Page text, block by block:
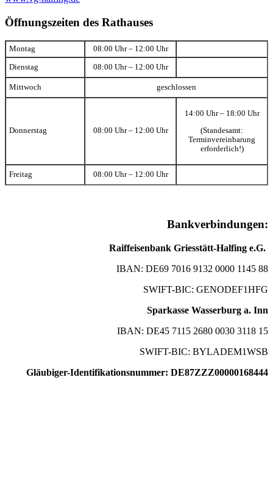
Öffnungszeiten des Rathauses
Montag 08:00 Uhr – 12:00 Uhr
Dienstag 08:00 Uhr – 12:00 Uhr
Mittwoch geschlossen
Donnerstag 08:00 Uhr – 12:00 Uhr
14:00 Uhr – 18:00 Uhr
(Standesamt:
Terminvereinbarung
erforderlich!)
Freitag 08:00 Uhr – 12:00 Uhr
Bankverbindungen:
Raiffeisenbank Griesstätt-Halfing e.G.
IBAN: DE69 7016 9132 0000 1145 88
SWIFT-BIC: GENODEF1HFG
Sparkasse Wasserburg a. Inn
IBAN: DE45 7115 2680 0030 3118 15
SWIFT-BIC: BYLADEM1WSB
Gläubiger-Identifikationsnummer: DE87ZZZ00000168444